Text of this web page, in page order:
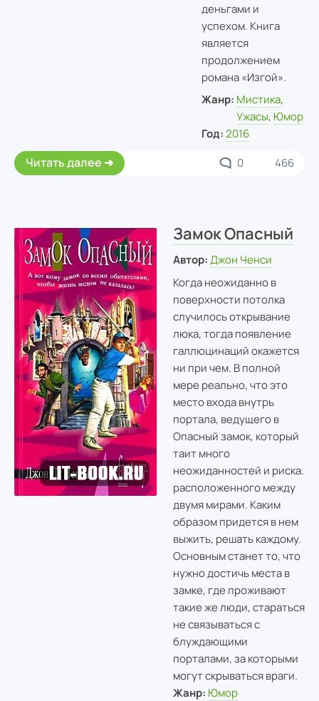
деньгами и
успехом. Книга
является
продолжением
романа «Изгой».
Жанр: Мистика,
Ужасы, Юмор
Год: 2016
Читать далее 0 466
Замок Опасный
Автор: Джон Ченси
Когда неожиданно в
поверхности потолка
случилось открывание
люка, тогда появление
галлюцинаций окажется
ни при чем. В полной
мере реально, что это
место входа внутрь
портала, ведущего в
Опасный замок, который
таит много
неожиданностей и риска.
расположенного между
двумя мирами. Каким
образом придется в нем
выжить, решать каждому.
Основным станет то, что
нужно достичь места в
замке, где проживают
такие же люди, стараться
не связываться с
блуждающими
порталами, за которыми
могут скрываться враги.
Жанр: Юмор